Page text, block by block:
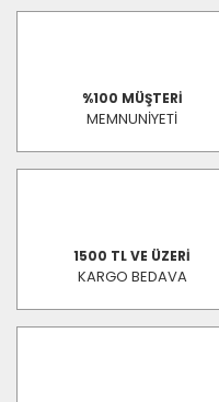
%100 MÜŞTERİ
MEMNUNİYETİ
1500 TL VE ÜZERİ
KARGO BEDAVA